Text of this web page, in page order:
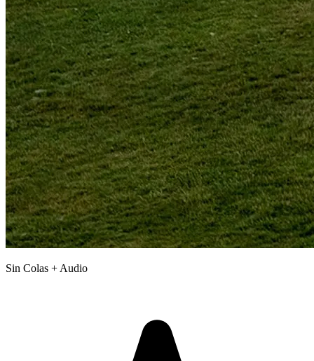
Sin Colas + Audio